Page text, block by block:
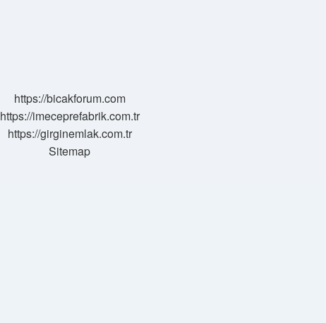
https://bicakforum.com
https://imeceprefabrik.com.tr
https://girginemlak.com.tr
Sitemap